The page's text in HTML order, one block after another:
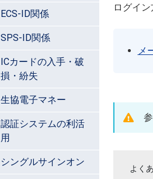
ECS-ID関係
SPS-ID関係
ICカードの入手・破
損・紛失
生協電子マネー
認証システムの利活
用
シングルサインオン
ログイ
メ
よく